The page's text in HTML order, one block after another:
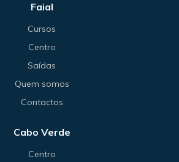
Faial
Cursos
Centro
Saídas
Quem somos
Contactos
Cabo Verde
Centro